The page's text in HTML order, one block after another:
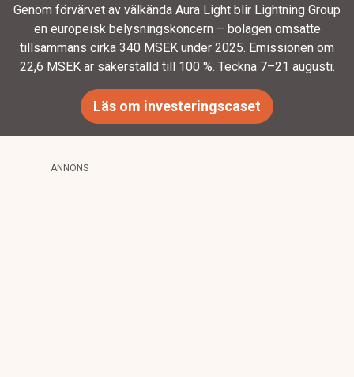
Genom förvärvet av välkända Aura Light blir Lightning Group
en europeisk belysningskoncern – bolagen omsatte
tillsammans cirka 340 MSEK under 2025. Emissionen om
22,6 MSEK är säkerställd till 100 %. Teckna 7–21 augusti.
Läs om investeringscaset
ANNONS